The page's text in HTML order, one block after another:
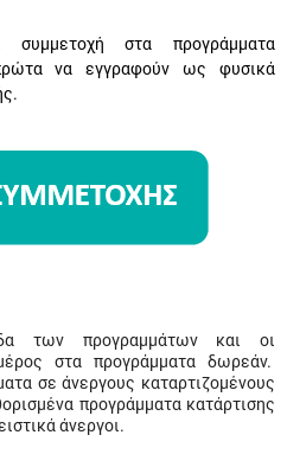
συμμετοχή στα προγράμματα
να εγγραφούν ως φυσικά
των προγραμμάτων και οι
στα προγράμματα δωρεάν.
σε άνεργους καταρτιζομένους
προγράμματα κατάρτισης
άνεργοι.